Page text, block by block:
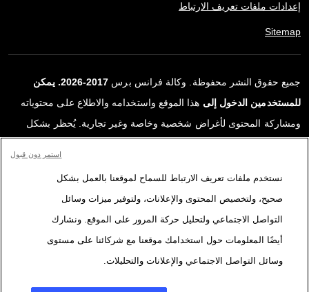
إعدادات ملفات تعريف الارتباط
Sitemap
جميع حقوق النشر محفوظة. وكالة فرانس برس
2017-2026. يمكن
للمستخدمين الدخول إلى هذا الموقع واستخدامه والاطلاع على محتوياته
ومشاركة المحتوى لأغراض شخصية وخاصة وغير تجارية. يُحظر بشكل
ترخيص محددة موقعة مع وكالة فرانس برس. المواد والروابط الواردة في
التقارير، والتي لم تنتجها وكالة فرانس برس، مستخدمة فقط وبالقدر
اللازم كعناصر إثبات لمحتوى هذه التقارير. لم تحصل فرانس برس على أي
حقوق من المؤلفين أو مالكي حقوق النشر لهذا المحتوى ولا تتحمّل أي
مسؤوليّة في هذا الصدد. وكالة فرانس برس وشعارها علامتان تجاريتان
نستخدم ملفات تعريف الارتباط للسماح لموقعنا بالعمل بشكل
صحيح، ولتخصيص المحتوى والإعلانات، ولتوفير ميزات وسائل
التواصل الاجتماعي ولتحليل حركة المرور على الموقع. ونشارك
أيضًا المعلومات حول استخدامك موقعنا مع شركائنا على مستوى
وسائل التواصل الاجتماعي والإعلانات والتحليلات.
استمر دون قبول